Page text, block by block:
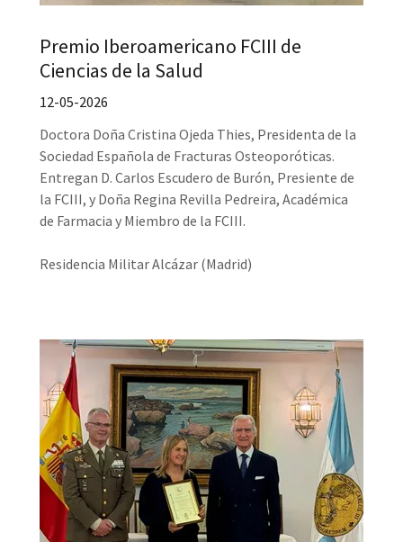
Premio Iberoamericano FCIII de
Ciencias de la Salud
12-05-2026
Doctora Doña Cristina Ojeda Thies, Presidenta de la
Sociedad Española de Fracturas Osteoporóticas.
Entregan D. Carlos Escudero de Burón, Presiente de
la FCIII, y Doña Regina Revilla Pedreira, Académica
de Farmacia y Miembro de la FCIII.
Residencia Militar Alcázar (Madrid)